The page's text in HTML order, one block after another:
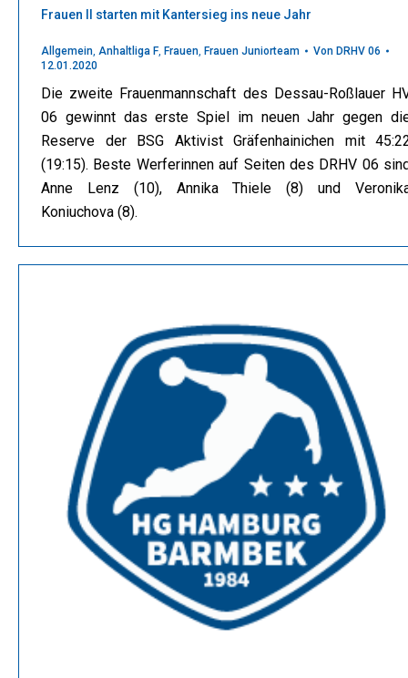
Frauen II starten mit Kantersieg ins neue Jahr
Allgemein, Anhaltliga F, Frauen, Frauen Juniorteam Von DRHV 06
12.01.2020
Die zweite Frauenmannschaft des Dessau-Roßlauer
06 gewinnt das erste Spiel im neuen Jahr gegen
Reserve der BSG Aktivist Gräfenhainichen mit
(19:15). Beste Werferinnen auf Seiten des DRHV 06
Anne Lenz (10), Annika Thiele (8) und
Koniuchova (8).